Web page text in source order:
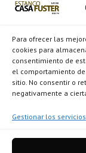
Para ofrecer las
cookies para
consentimiento de
el comportamiento
sitio. No consentir o
negativamente a
Gestionar los servicios